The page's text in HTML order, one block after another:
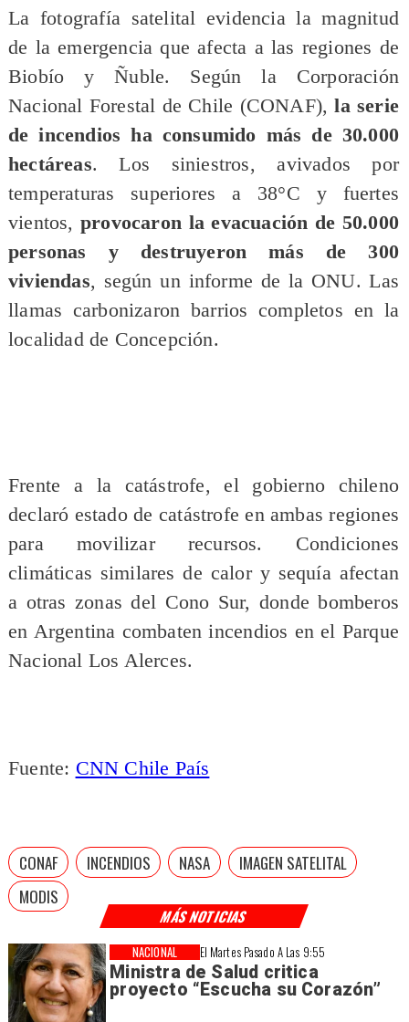
MÁS NOTICIAS
El Martes Pasado A Las 9:55
Ministra de Salud critica
proyecto “Escucha su Corazón”
NACIONAL
La fotografía satelital evidencia la magnitud
de la emergencia que afecta a las regiones de
Biobío y Ñuble. Según la Corporación
Nacional Forestal de Chile (CONAF),la serie
de incendios ha consumido más de 30.000
hectáreas. Los siniestros, avivados por
temperaturas superiores a 38°C y fuertes
vientos,provocaron la evacuación de 50.000
personas y destruyeron más de 300
viviendas, según un informe de la ONU. Las
llamas carbonizaron barrios completos en la
localidad de Concepción.
Frente a la catástrofe, el gobierno chileno
declaró estado de catástrofe en ambas regiones
para movilizar recursos. Condiciones
climáticas similares de calor y sequía afectan
a otras zonas del Cono Sur, donde bomberos
en Argentina combaten incendios en el Parque
Nacional Los Alerces.
Fuente: CNN Chile País
CONAF INCENDIOS NASA
IMAGEN SATELITAL
MODIS